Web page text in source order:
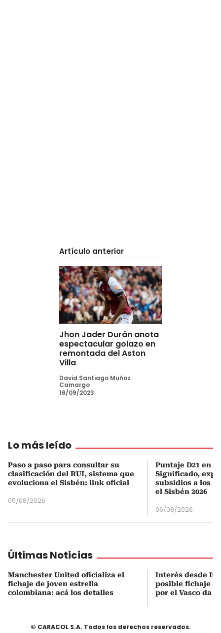
Artículo anterior
Jhon Jader Durán anota
espectacular golazo en
remontada del Aston
Villa
David Santiago Muñoz
Camargo
16/09/2023
Lo más leído
Paso a paso para consultar su
clasificación del RUI, sistema que
evoluciona el Sisbén: link oficial
05/08/2026
Puntaje D21 en
Significado,
subsidios a los
el Sisbén 2026
06/08/2026
Últimas Noticias
Manchester United oficializa el
fichaje de joven estrella
colombiana: acá los detalles
Interés desde
posible fichaje
por el Vasco da
© CARACOL S.A. Todos los derechos reservados.